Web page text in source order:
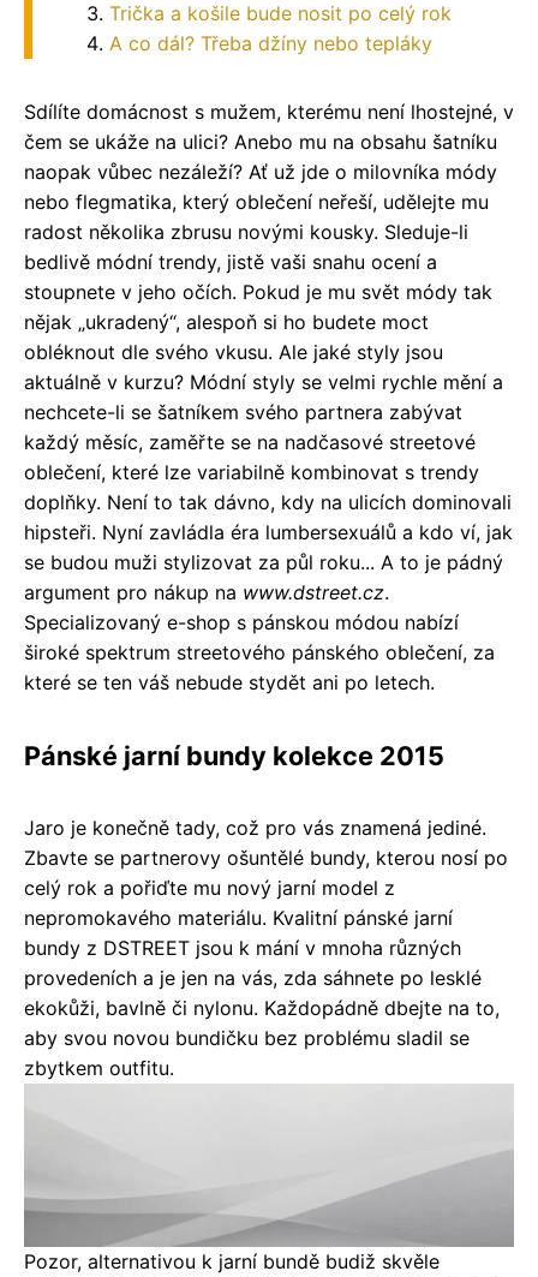
Trička a košile bude nosit po celý rok
A co dál? Třeba džíny nebo tepláky
Sdílíte domácnost s mužem, kterému není lhostejné, v
čem se ukáže na ulici? Anebo mu na obsahu šatníku
naopak vůbec nezáleží? Ať už jde o milovníka módy
nebo flegmatika, který oblečení neřeší, udělejte mu
radost několika zbrusu novými kousky. Sleduje-li
bedlivě módní trendy, jistě vaši snahu ocení a
stoupnete v jeho očích. Pokud je mu svět módy tak
nějak „ukradený“, alespoň si ho budete moct
obléknout dle svého vkusu. Ale jaké styly jsou
aktuálně v kurzu? Módní styly se velmi rychle mění a
nechcete-li se šatníkem svého partnera zabývat
každý měsíc, zaměřte se na nadčasové streetové
oblečení, které lze variabilně kombinovat s trendy
doplňky. Není to tak dávno, kdy na ulicích dominovali
hipsteři. Nyní zavládla éra lumbersexuálů a kdo ví, jak
se budou muži stylizovat za půl roku... A to je pádný
argument pro nákup na www.dstreet.cz.
Specializovaný e-shop s pánskou módou nabízí
široké spektrum streetového pánského oblečení, za
které se ten váš nebude stydět ani po letech.
Pánské jarní bundy kolekce 2015
Jaro je konečně tady, což pro vás znamená jediné.
Zbavte se partnerovy ošuntělé bundy, kterou nosí po
celý rok a pořiďte mu nový jarní model z
nepromokavého materiálu. Kvalitní pánské jarní
bundy z DSTREET jsou k mání v mnoha různých
provedeních a je jen na vás, zda sáhnete po lesklé
ekokůži, bavlně či nylonu. Každopádně dbejte na to,
aby svou novou bundičku bez problému sladil se
zbytkem outfitu.
Pozor, alternativou k jarní bundě budiž skvěle